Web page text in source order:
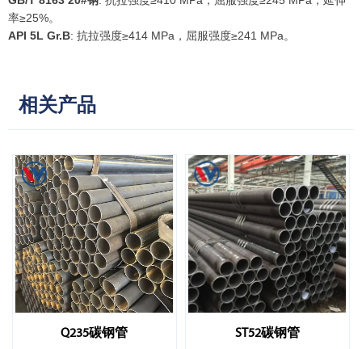
率≥25%。
API 5L Gr.B: 抗拉强度≥414 MPa，屈服强度≥241 MPa。
相关产品
Q235碳钢管 ST52碳钢管